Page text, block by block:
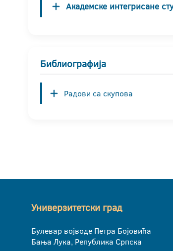
Академске интегрисане
Библиографија
Радови са скупова
Универзитетски град
Булевар војводе Петра Бојовића
Бања Лука, Република Српска